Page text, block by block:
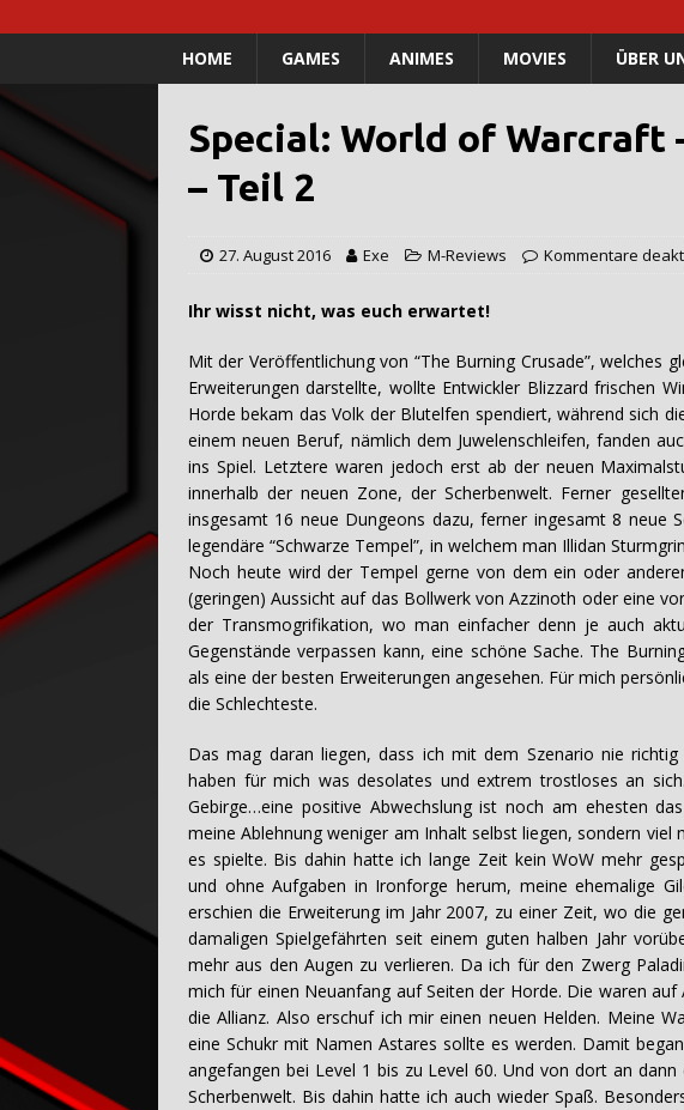
HOME GAMES ANIMES MOVIES ÜBER
Special: World of Warcraft
– Teil 2
27. August 2016 Exe M-Reviews Kommentare
Ihr wisst nicht, was euch erwartet!
Mit der Veröffentlichung von “The Burning Crusade”, welches
Erweiterungen darstellte, wollte Entwickler Blizzard frischen
Horde bekam das Volk der Blutelfen spendiert, während sich
einem neuen Beruf, nämlich dem Juwelenschleifen, fanden
ins Spiel. Letztere waren jedoch erst ab der neuen
innerhalb der neuen Zone, der Scherbenwelt. Ferner
insgesamt 16 neue Dungeons dazu, ferner ingesamt 8 neue
legendäre “Schwarze Tempel”, in welchem man Illidan
Noch heute wird der Tempel gerne von dem ein oder
(geringen) Aussicht auf das Bollwerk von Azzinoth oder eine
der Transmogrifikation, wo man einfacher denn je auch
Gegenstände verpassen kann, eine schöne Sache. The
als eine der besten Erweiterungen angesehen. Für mich
die Schlechteste.
Das mag daran liegen, dass ich mit dem Szenario nie
haben für mich was desolates und extrem trostloses an
Gebirge…eine positive Abwechslung ist noch am ehesten
meine Ablehnung weniger am Inhalt selbst liegen, sondern viel
es spielte. Bis dahin hatte ich lange Zeit kein WoW mehr
und ohne Aufgaben in Ironforge herum, meine ehemalige
erschien die Erweiterung im Jahr 2007, zu einer Zeit, wo die
damaligen Spielgefährten seit einem guten halben Jahr
mehr aus den Augen zu verlieren. Da ich für den Zwerg
mich für einen Neuanfang auf Seiten der Horde. Die waren
die Allianz. Also erschuf ich mir einen neuen Helden. Meine
eine Schukr mit Namen Astares sollte es werden. Damit
angefangen bei Level 1 bis zu Level 60. Und von dort an
Scherbenwelt. Bis dahin hatte ich auch wieder Spaß.